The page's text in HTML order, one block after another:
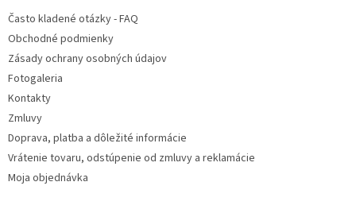
Často kladené otázky - FAQ
Obchodné podmienky
Zásady ochrany osobných údajov
Fotogaleria
Kontakty
Zmluvy
Doprava, platba a dôležité informácie
Vrátenie tovaru, odstúpenie od zmluvy a reklamácie
Moja objednávka